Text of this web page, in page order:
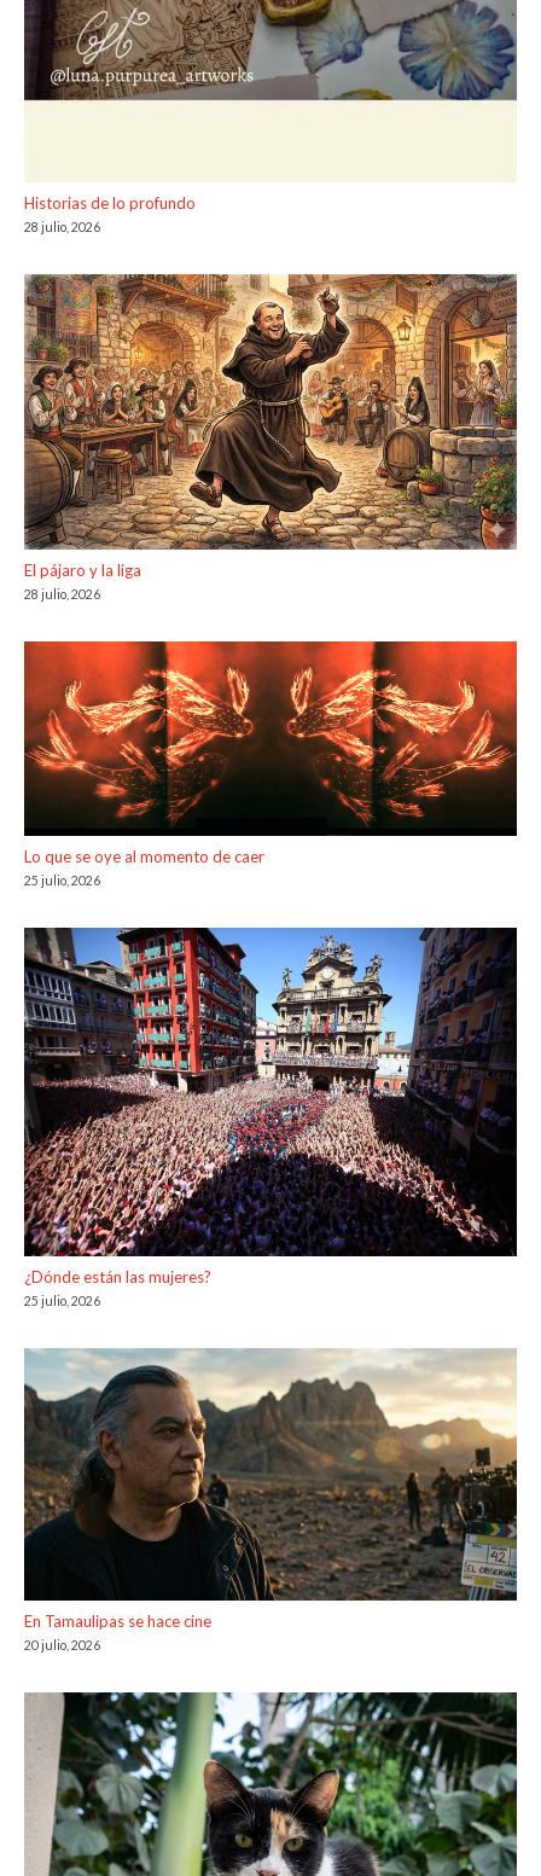
Historias de lo profundo
28 julio, 2026
El pájaro y la liga
28 julio, 2026
Lo que se oye al momento de caer
25 julio, 2026
¿Dónde están las mujeres?
25 julio, 2026
En Tamaulipas se hace cine
20 julio, 2026